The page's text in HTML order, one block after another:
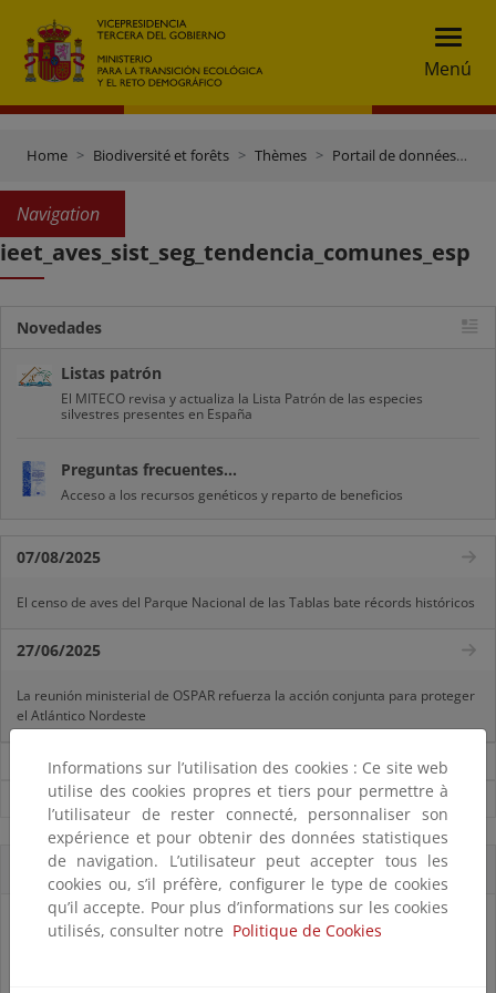
Menú
Home Biodiversité et forêts Thèmes Portail de données et inventaires
Navigation
ieet_aves_sist_seg_tendencia_comunes_esp
Novedades
Listas patrón
El MITECO revisa y actualiza la Lista Patrón de las especies
silvestres presentes en España
Preguntas frecuentes...
Acceso a los recursos genéticos y reparto de beneficios
07/08/2025
El censo de aves del Parque Nacional de las Tablas bate récords históricos
27/06/2025
La reunión ministerial de OSPAR refuerza la acción conjunta para proteger
el Atlántico Nordeste
Noticias sobre Biodiversidad
Ver todas las noticias
Accesos directos
Informations sur l’utilisation des cookies : Ce site web
utilise des cookies propres et tiers pour permettre à
l’utilisateur de rester connecté, personnaliser son
expérience et pour obtenir des données statistiques
de navigation. L’utilisateur peut accepter tous les
cookies ou, s’il préfère, configurer le type de cookies
qu’il accepte. Pour plus d’informations sur les cookies
utilisés, consulter notre Politique de Cookies